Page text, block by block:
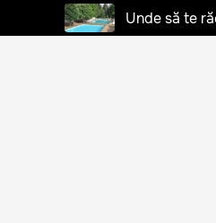
Unde să te